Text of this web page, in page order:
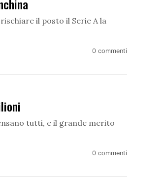
il posto il Serie A la
0 commenti
tutti, e il grande merito
0 commenti